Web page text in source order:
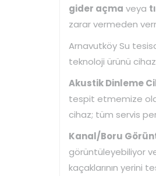
gider açma veya
zarar vermeden
Arnavutköy Su
teknoloji ürünü
Akustik Dinleme
tespit etmemize
cihaz; tüm servis
Kanal/Boru
görüntüleyebiliyor
kaçaklarının yerini